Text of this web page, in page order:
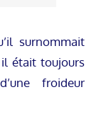
surnommait
était toujours
froideur